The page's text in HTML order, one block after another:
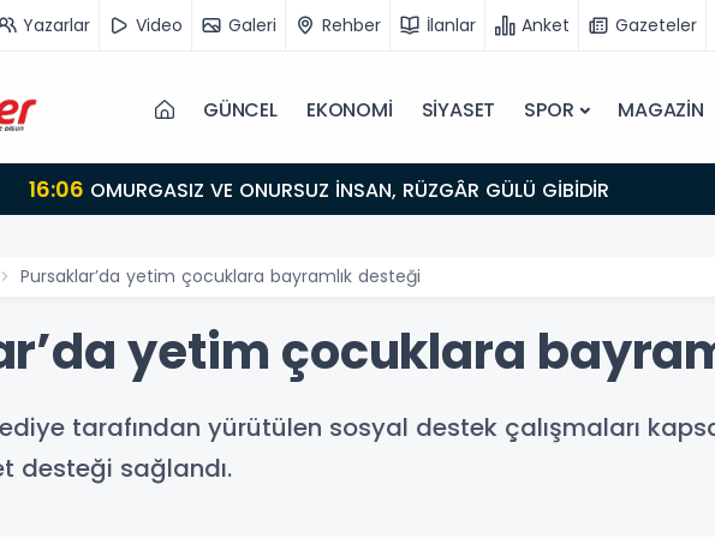
Yazarlar Video Galeri Rehber İlanlar Anket Gazeteler
GÜNCEL EKONOMİ SİYASET SPOR MAGAZİN
16:06 OMURGASIZ VE ONURSUZ İNSAN, RÜZGÂR GÜLÜ GİBİDİR
Pursaklar’da yetim çocuklara bayramlık desteği
yetim çocuklara
tarafından yürütülen sosyal destek çalışmaları
desteği sağlandı.